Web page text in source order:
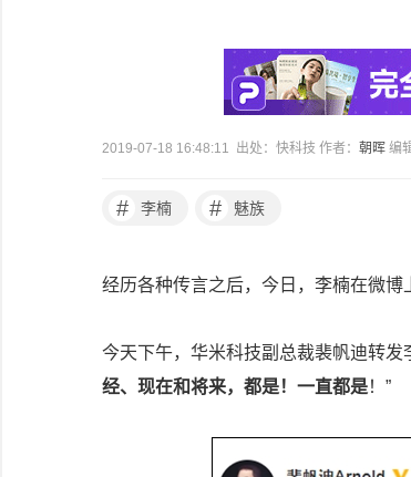
2019-07-18 16:48:11 出处：快科技 作者： 朝晖 编
# 李楠 # 魅族
经历各种传言之后，今日，李楠在微博
今天下午，华米科技副总裁裴帆迪转发
经、现在和将来，都是！一直都是！”